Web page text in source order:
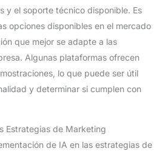
y el soporte técnico disponible. Es
opciones disponibles en el mercado
que mejor se adapte a las
Algunas plataformas ofrecen
lo que puede ser útil
y determinar si cumplen con
Estrategias de Marketing
de IA en las estrategias de